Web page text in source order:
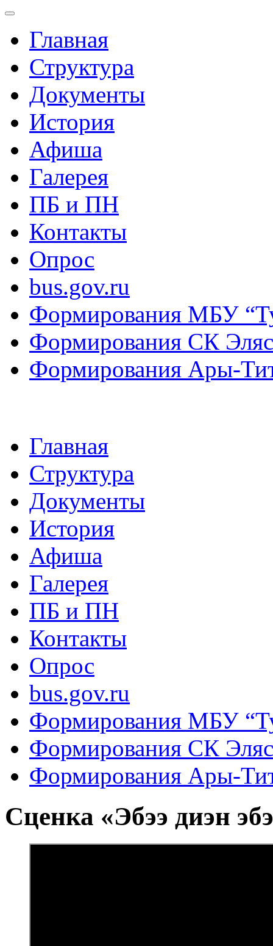
Главная
Структура
Документы
История
Афиша
Галерея
ПБ и ПН
Контакты
Опрос
bus.gov.ru
Формирования МБУ
Формирования СК
Формирования Ары-
Главная
Структура
Документы
История
Афиша
Галерея
ПБ и ПН
Контакты
Опрос
bus.gov.ru
Формирования МБУ
Формирования СК
Формирования Ары-
Сценка «Эбээ диэн